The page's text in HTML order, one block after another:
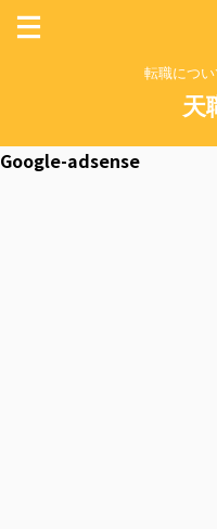
転職につ
天
Google-adsense